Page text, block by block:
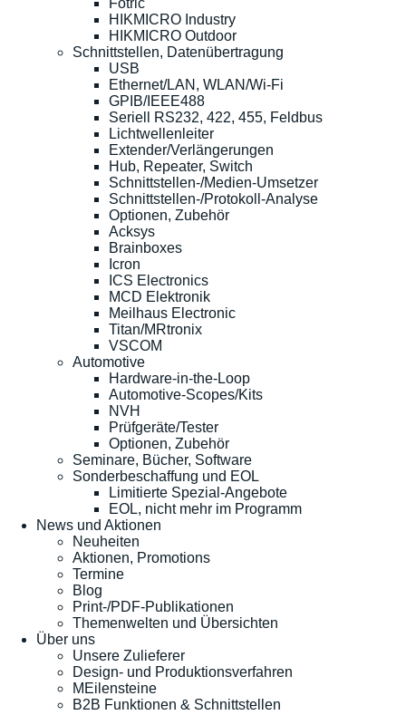
Fotric
HIKMICRO Industry
HIKMICRO Outdoor
Schnittstellen, Datenübertragung
USB
Ethernet/LAN, WLAN/Wi-Fi
GPIB/IEEE488
Seriell RS232, 422, 455, Feldbus
Lichtwellenleiter
Extender/Verlängerungen
Hub, Repeater, Switch
Schnittstellen-/Medien-Umsetzer
Schnittstellen-/Protokoll-Analyse
Optionen, Zubehör
Acksys
Brainboxes
Icron
ICS Electronics
MCD Elektronik
Meilhaus Electronic
Titan/MRtronix
VSCOM
Automotive
Hardware-in-the-Loop
Automotive-Scopes/Kits
NVH
Prüfgeräte/Tester
Optionen, Zubehör
Seminare, Bücher, Software
Sonderbeschaffung und EOL
Limitierte Spezial-Angebote
EOL, nicht mehr im Programm
News und Aktionen
Neuheiten
Aktionen, Promotions
Termine
Blog
Print-/PDF-Publikationen
Themenwelten und Übersichten
Über uns
Unsere Zulieferer
Design- und Produktionsverfahren
MEilensteine
B2B Funktionen & Schnittstellen